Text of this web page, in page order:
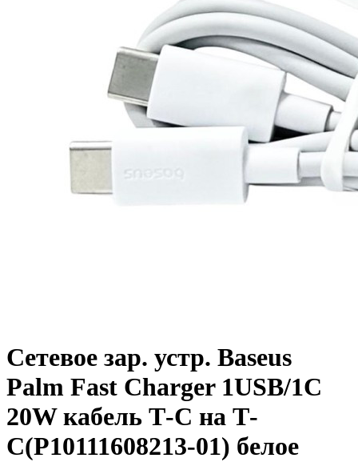
Сетевое зар. устр. Baseus
Palm Fast Charger 1USB/1C
20W кабель Т-С на Т-
С(P10111608213-01) белое